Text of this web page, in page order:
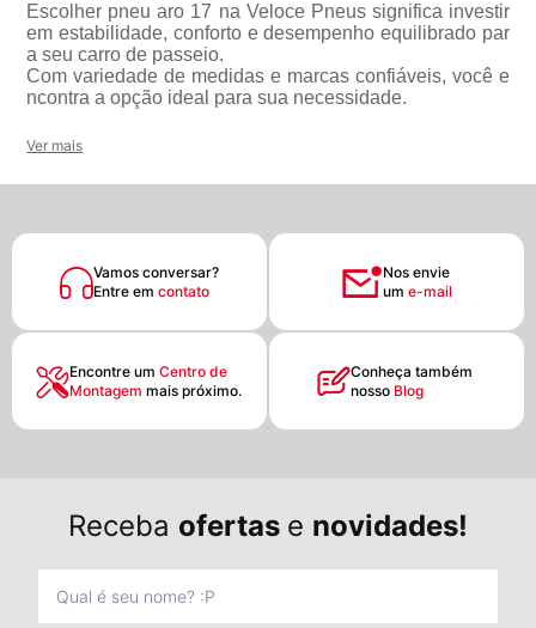
Escolher pneu aro 17 na Veloce Pneus significa investir
em estabilidade, conforto e desempenho equilibrado par
a seu carro de passeio.
Com variedade de medidas e marcas confiáveis, você e
ncontra a opção ideal para sua necessidade.
Ver mais
Vamos conversar?
Entre em contato
Nos envie
um e-mail
Encontre umCentro de
Montagemmais próximo.
Conheça também
nosso Blog
Receba ofertas e novidades!